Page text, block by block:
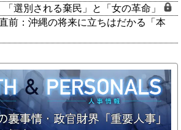
「選別される棄民」と「女の革命」
前：沖縄の将来に立ちはだかる「本